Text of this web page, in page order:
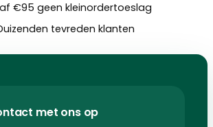
€95 geen kleinordertoeslag
tevreden klanten
met ons op